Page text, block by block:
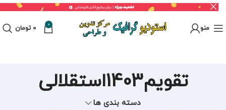
منو 0
0 تومان
تقویم1403استقلالی
دسته بندی ها